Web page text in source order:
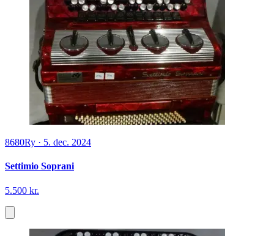
8680Ry · 5. dec. 2024
Settimio Soprani
5.500 kr.